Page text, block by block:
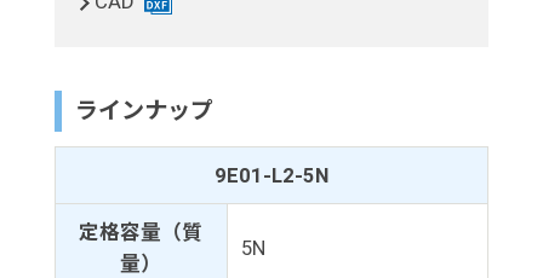
ラインナップ
9E01-L2-5N
定格容量（質
量）
5N